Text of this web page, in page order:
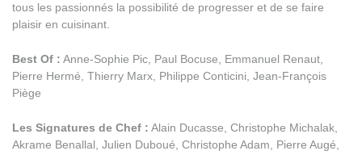
tous les passionnés la possibilité de progresser et de se faire
plaisir en cuisinant.
Best Of : Anne-Sophie Pic, Paul Bocuse, Emmanuel Renaut,
Pierre Hermé, Thierry Marx, Philippe Conticini, Jean-François
Piège
Les Signatures de Chef : Alain Ducasse, Christophe Michalak,
Akrame Benallal, Julien Duboué, Christophe Adam, Pierre Augé,